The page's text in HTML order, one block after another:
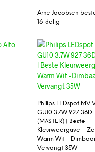
Arne Jacobsen
16-delig
Philips LEDspot MV
GU10 3.7W 927 36D
(MASTER) | Beste
Kleurweergave –
Warm Wit –
Vervangt 35W